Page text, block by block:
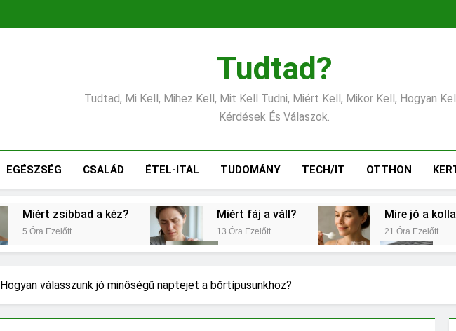
Tudtad?
Tudtad, Mi Kell, Mihez Kell, Mit Kell Tudni, Miért Kell, Mikor Kell, Hogyan
Kérdések És Válaszok.
EGÉSZSÉG CSALÁD ÉTEL-ITAL TUDOMÁNY TECH/IT OTTHON
Miért zsibbad a kéz?
5 Óra Ezelőtt
Miért fáj a váll?
13 Óra Ezelőtt
Mire jó a
21 Óra Ezelőtt
Mennyi a végkielégítés? Mit jelent a magas CRP?
Mit jelent a magas vérnyomás? Milyen fűtést érdemes választani?
Mi kell az eredetiségvizsgálathoz?
Hogyan válasszunk jó minőségű naptejet a bőrtípusunkhoz?